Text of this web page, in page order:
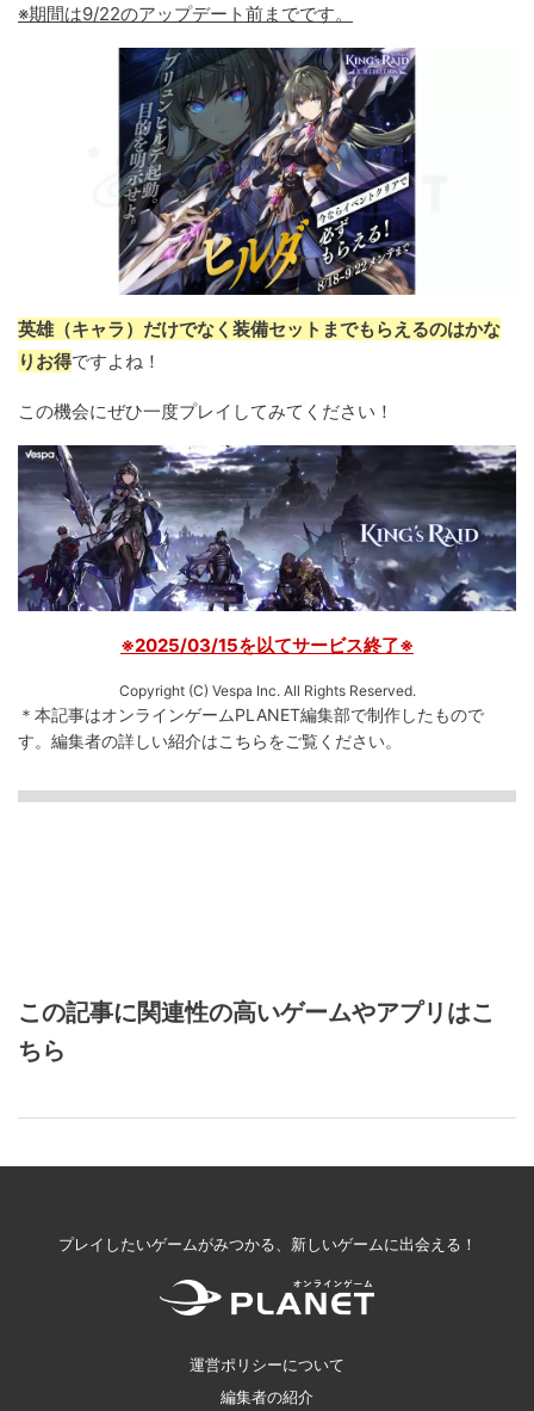
※期間は9/22のアップデート前までです。
英雄（キャラ）だけでなく装備セットまでもらえるのはかな
りお得ですよね！
この機会にぜひ一度プレイしてみてください！
※2025/03/15を以てサービス終了※
Copyright (C) Vespa Inc. All Rights Reserved.
＊本記事はオンラインゲームPLANET編集部で制作したもので
す。 編集者の詳しい紹介はこちらをご覧ください。
この記事に関連性の高いゲームやアプリはこ
ちら
プレイしたいゲームがみつかる、新しいゲームに出会える！
運営ポリシーについて
編集者の紹介